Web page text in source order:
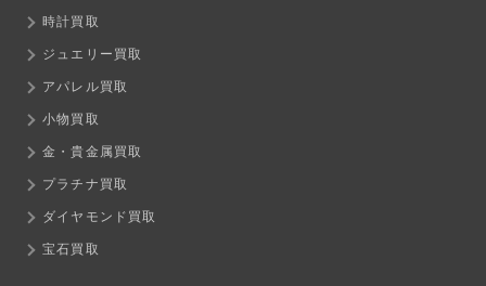
時計買取
ジュエリー買取
アパレル買取
小物買取
金・貴金属買取
プラチナ買取
ダイヤモンド買取
宝石買取